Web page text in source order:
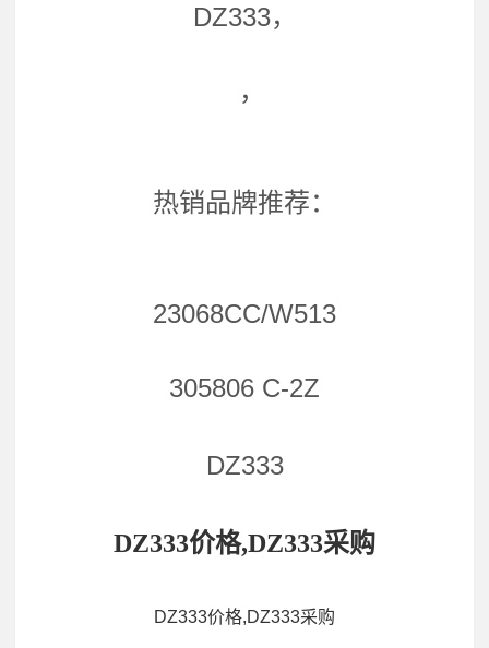
DZ333，
，
热销品牌推荐：
23068CC/W513
305806 C-2Z
DZ333
DZ333价格,DZ333采购
DZ333价格,DZ333采购